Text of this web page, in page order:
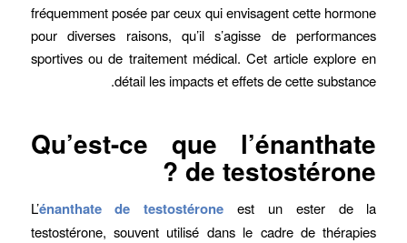
fréquemment posée par ceux qui envisagent cette hormone
pour diverses raisons, qu’il s’agisse de performances
sportives ou de traitement médical. Cet article explore en
détail les impacts et effets de cette substance.
Qu’est-ce que l’énanthate
de testostérone ?
L’énanthate de testostérone est un ester de la
testostérone, souvent utilisé dans le cadre de thérapies